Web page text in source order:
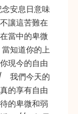
安息日意味
讓這苦難在
當中的卑微
知道你的上
現今的自由
我們今天的
的享有自由
的卑微和弱